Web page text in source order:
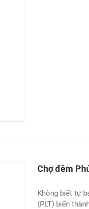
Chợ đêm
Không biết tự
(PLT) biến